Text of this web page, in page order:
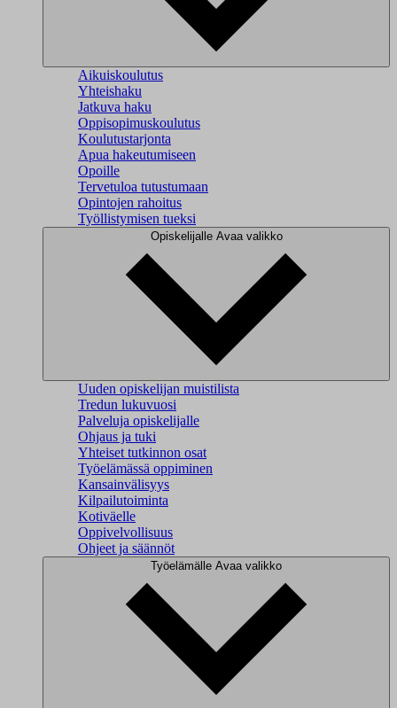
Aikuiskoulutus
Yhteishaku
Jatkuva haku
Oppisopimuskoulutus
Koulutustarjonta
Apua hakeutumiseen
Opoille
Tervetuloa tutustumaan
Opintojen rahoitus
Työllistymisen tueksi
Opiskelijalle Avaa valikko
Uuden opiskelijan muistilista
Tredun lukuvuosi
Palveluja opiskelijalle
Ohjaus ja tuki
Yhteiset tutkinnon osat
Työelämässä oppiminen
Kansainvälisyys
Kilpailutoiminta
Kotiväelle
Oppivelvollisuus
Ohjeet ja säännöt
Työelämälle Avaa valikko